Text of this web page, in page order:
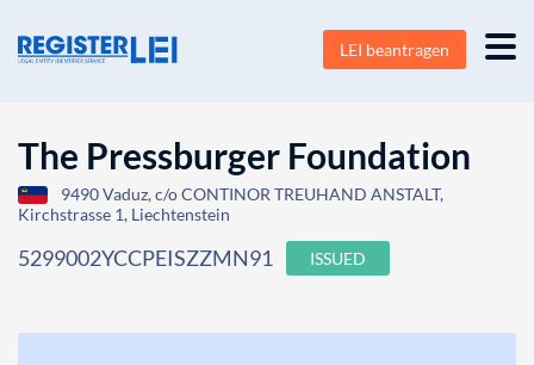
LEI beantragen
The Pressburger Foundation
9490 Vaduz, c/o CONTINOR TREUHAND ANSTALT,
Kirchstrasse 1, Liechtenstein
5299002YCCPEISZZMN91 ISSUED